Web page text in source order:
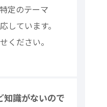
定のテーマ
しています。
ください。
知識がないので